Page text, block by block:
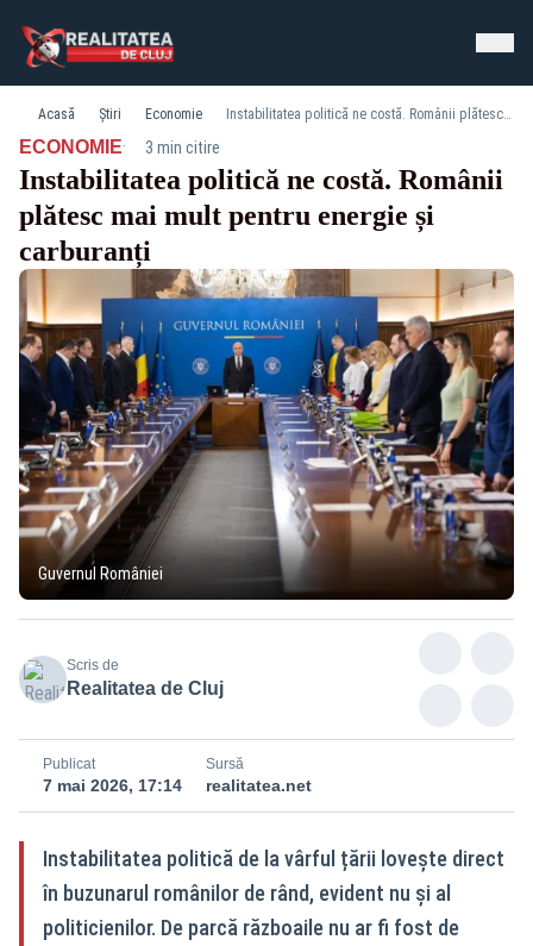
Acasă Știri Economie Instabilitatea politică ne costă. Românii plătesc mai mult pentru energie și carburanți
ECONOMIE· 3 min citire
Instabilitatea politică ne costă. Românii
plătesc mai mult pentru energie și
carburanți
Guvernul României
Scris de
Realitatea de Cluj
Publicat
7 mai 2026, 17:14
Sursă
realitatea.net
Instabilitatea politică de la vârful țării lovește direct
în buzunarul românilor de rând, evident nu și al
politicienilor. De parcă războaile nu ar fi fost de